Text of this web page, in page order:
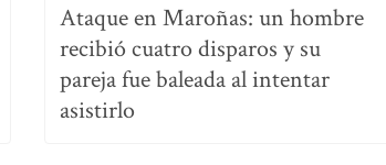
Ataque en Maroñas: un hombre
recibió cuatro disparos y su
pareja fue baleada al intentar
asistirlo